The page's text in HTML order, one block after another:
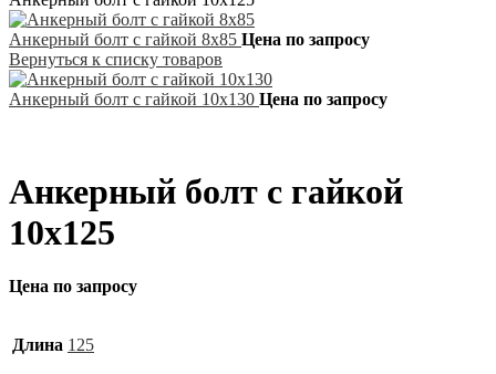
Анкерный болт с гайкой 8х85 Цена по запросу
Вернуться к списку товаров
Анкерный болт с гайкой 10х130 Цена по запросу
Анкерный болт с гайкой
10х125
Цена по запросу
Длина 125